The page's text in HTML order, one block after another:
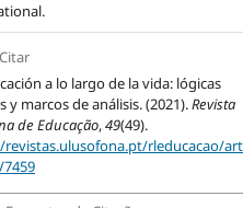
.
a lo largo de la vida: lógicas
y marcos de análisis. (2021).Revista
de Educação,49(49).
rleducacao/